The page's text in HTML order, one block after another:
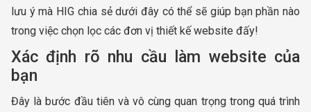
lưu ý mà HIG chia sẻ dưới đây có thể sẽ giúp bạn phần nào
trong việc chọn lọc các đơn vị thiết kế website đấy!
Xác định rõ nhu cầu làm website của
bạn
Đây là bước đầu tiên và vô cùng quan trọng trong quá trình